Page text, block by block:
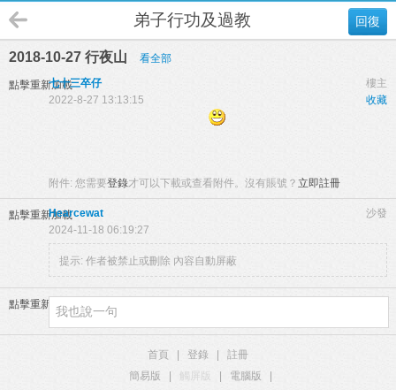
回復
弟子行功及過教
2018-10-27 行夜山 看全部
點擊重新加載 樓主
七十三卒仔
收藏
2022-8-27 13:13:15
附件: 您需要登錄才可以下載或查看附件。沒有賬號？ 立即註冊
點擊重新加載 沙發
Hearcewat
2024-11-18 06:19:27
提示: 作者被禁止或刪除 內容自動屏蔽
點擊重新加載
首頁 登錄
註冊
簡易版
觸屏版 電腦版